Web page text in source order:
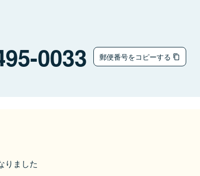
0033 郵便番号をコピーする
りました